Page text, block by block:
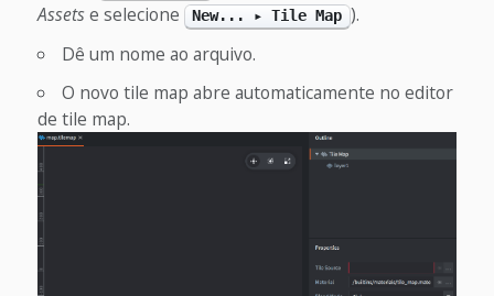
Assetse selecione New... ▸ Tile Map ).
Dê um nome ao arquivo.
O novo tile map abre automaticamente no editor
de tile map.